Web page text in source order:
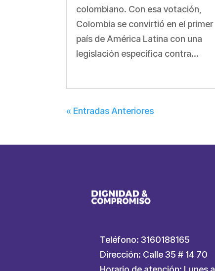
colombiano. Con esa votación,
Colombia se convirtió en el primer
país de América Latina con una
legislación específica contra...
« Entradas Anteriores
Teléfono: 3160188165
Dirección: Calle 35 # 14 70